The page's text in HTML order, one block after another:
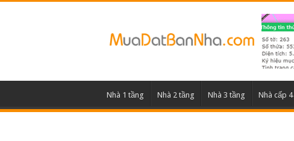
Nhà 1 tầng Nhà 2 tầng Nhà 3 tầng Nhà cấp 4